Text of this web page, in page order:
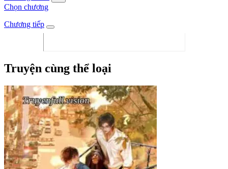
Chọn chương
Chương tiếp
Truyện cùng thể loại